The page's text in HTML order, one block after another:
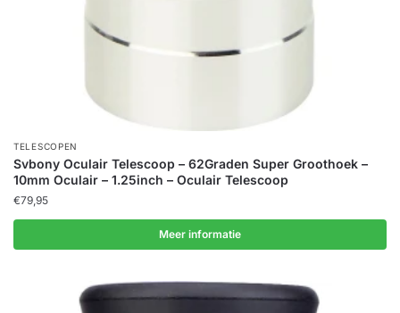
TELESCOPEN
Svbony Oculair Telescoop – 62Graden Super Groothoek –
10mm Oculair – 1.25inch – Oculair Telescoop
€79,95
Meer informatie